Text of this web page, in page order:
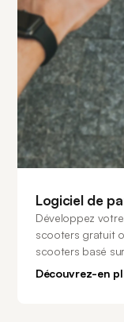
Logiciel de
Développez
scooters gratuit
scooters basé
s'adapte aux
supériorité
Découvrez-en